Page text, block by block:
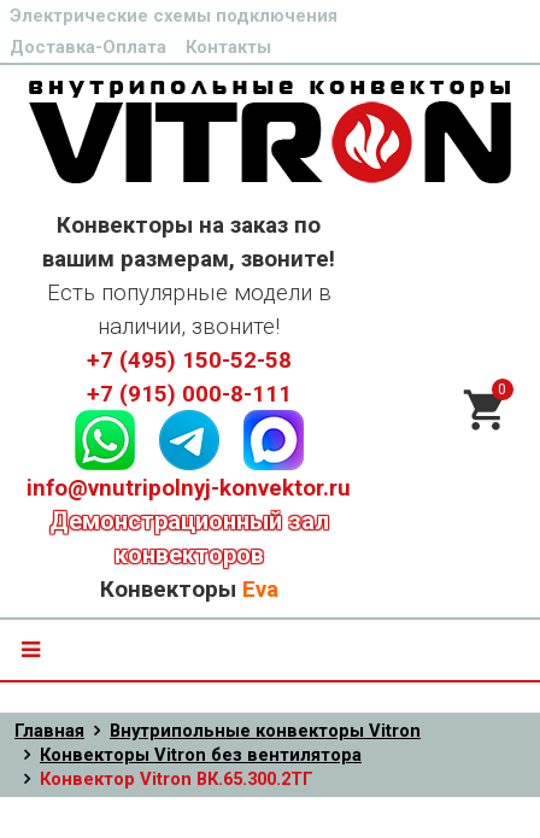
Электрические схемы подключения
Доставка-Оплата
Контакты
Конвекторы на заказ по
вашим размерам, звоните!
Есть популярные модели в
наличии, звоните!
+7 (495) 150-52-58
+7 (915) 000-8-111
info@vnutripolnyj-konvektor.ru
Демонстрационный зал
конвекторов
Конвекторы Eva
0
Главная
Внутрипольные конвекторы Vitron
Конвекторы Vitron без вентилятора
Конвектор Vitron ВК.65.300.2ТГ